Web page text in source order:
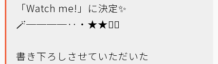
「Watch me!」に決定✨
🪄────‥・★★🧙‍♀️
書き下ろしさせていただいた